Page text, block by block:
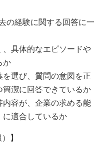
の経験に関する回答に一
具体的なエピソードや
か
選び、質問の意図を正
潔に回答できているか
容が、企業の求める能
に適合しているか
】